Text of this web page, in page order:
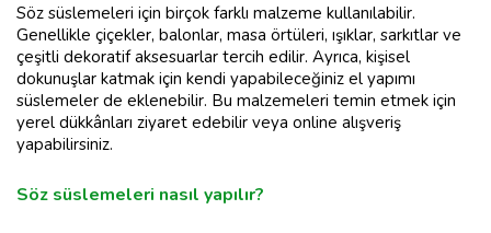
Söz süslemeleri için birçok farklı malzeme kullanılabilir.
Genellikle çiçekler, balonlar, masa örtüleri, ışıklar, sarkıtlar ve
çeşitli dekoratif aksesuarlar tercih edilir. Ayrıca, kişisel
dokunuşlar katmak için kendi yapabileceğiniz el yapımı
süslemeler de eklenebilir. Bu malzemeleri temin etmek için
yerel dükkânları ziyaret edebilir veya online alışveriş
yapabilirsiniz.
Söz süslemeleri nasıl yapılır?